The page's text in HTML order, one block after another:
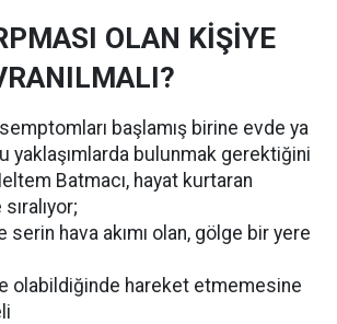
OLAN KİŞİYE
başlamış birine evde ya
yaklaşımlarda bulunmak gerektiğini
Batmacı, hayat kurtaran
hava akımı olan, gölge bir yere
olabildiğinde hareket etmemesine